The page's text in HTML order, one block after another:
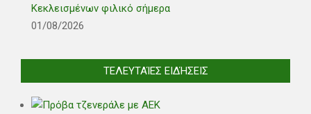
Κεκλεισμένων φιλικό σήμερα
01/08/2026
ΤΕΛΕΥΤΑΊΕΣ ΕΙΔΉΣΕΙΣ